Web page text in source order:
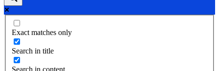
Exact matches only
Search in title
Search in content